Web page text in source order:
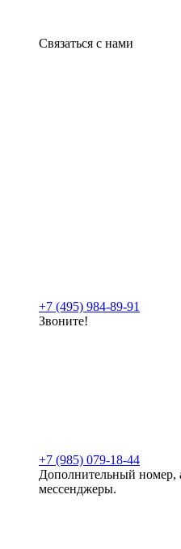
Связаться с нами
+7 (495) 984-89-91
Звоните!
+7 (985) 079-18-44
Дополнительный номер,
мессенджеры.